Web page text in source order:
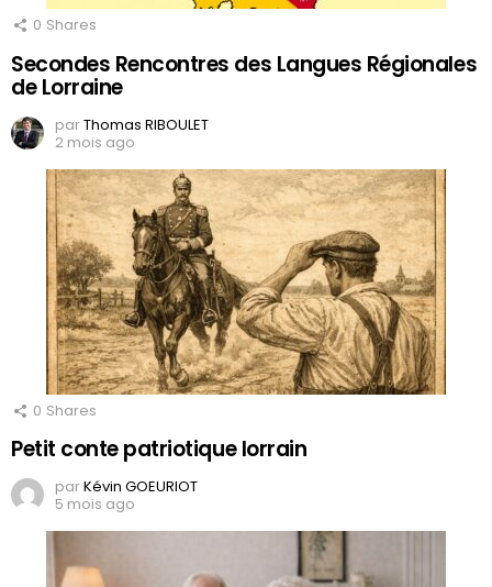
0 Shares
Secondes Rencontres des Langues Régionales
de Lorraine
parThomas RIBOULET
2 mois ago
0 Shares
Petit conte patriotique lorrain
parKévin GOEURIOT
5 mois ago